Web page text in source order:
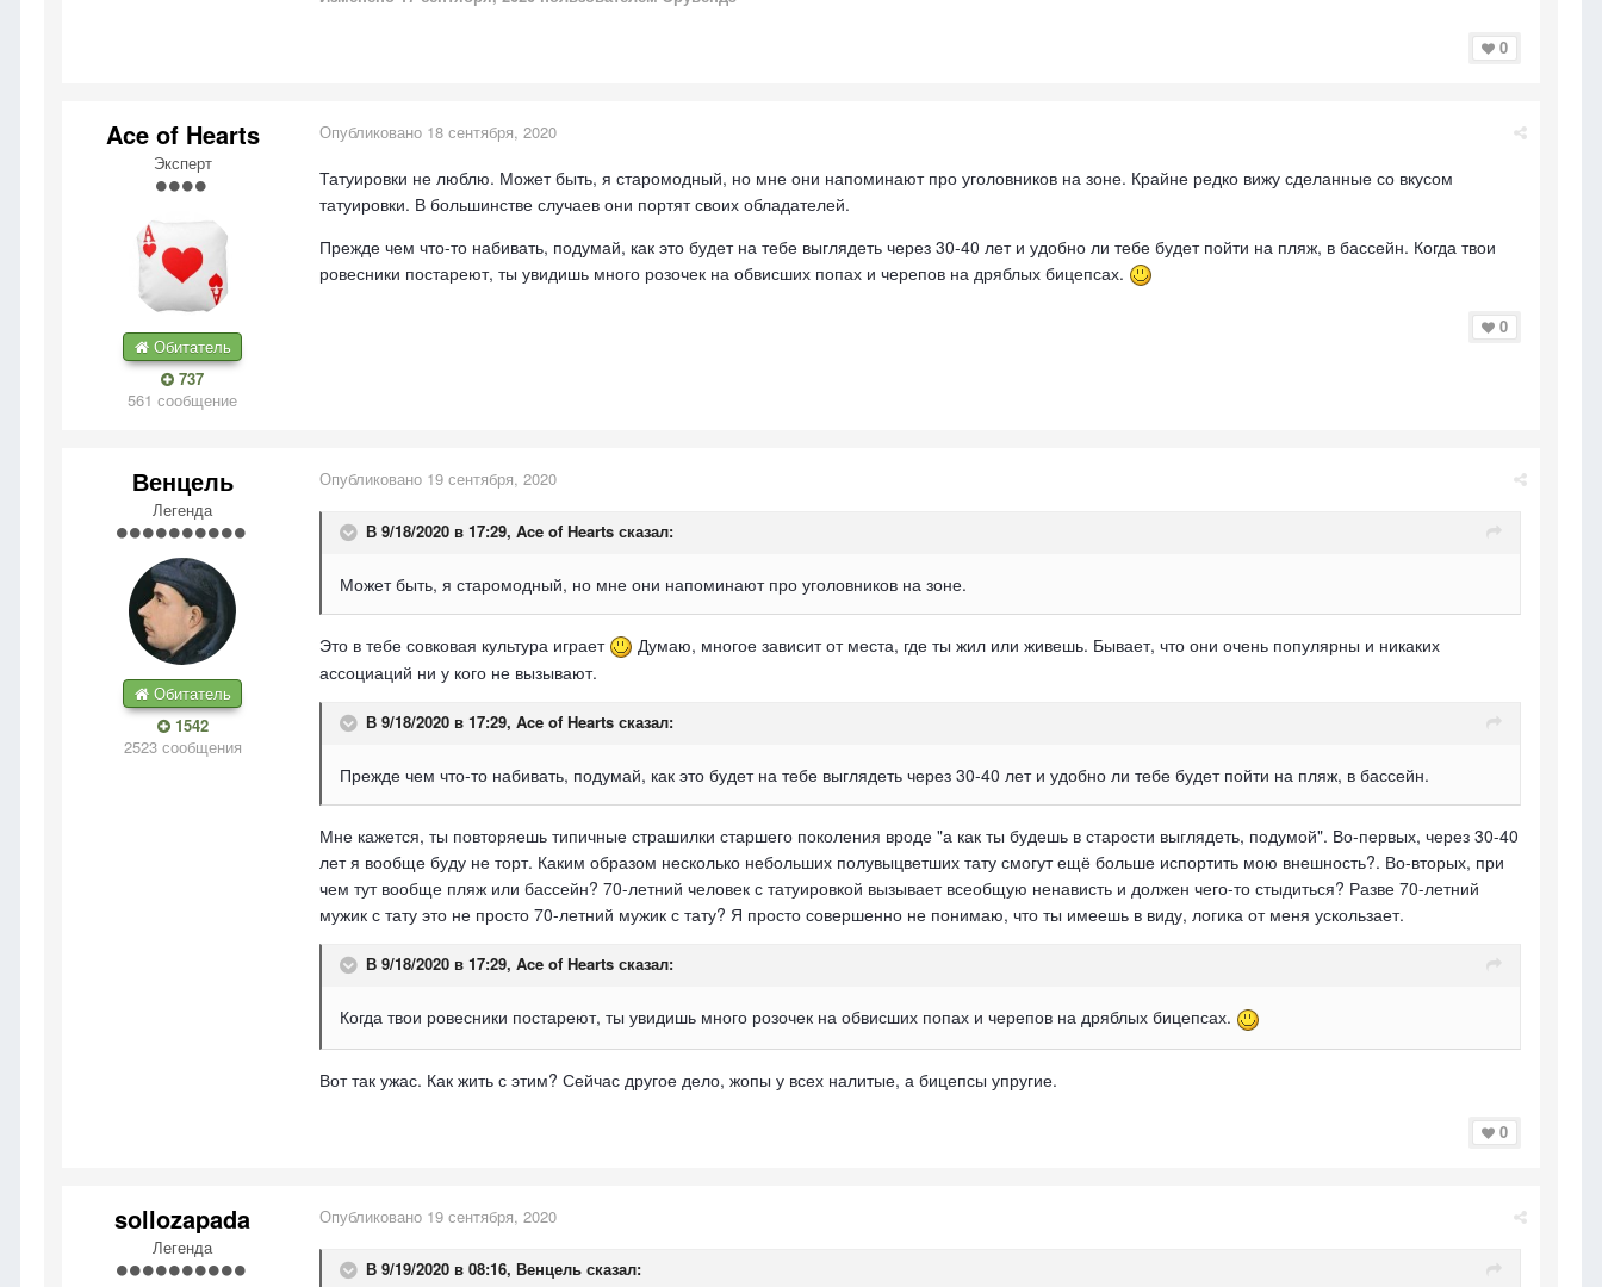
0
Ace of Hearts
Эксперт
Обитатель
737
561 сообщение
Опубликовано 18 сентября, 2020
Татуировки не люблю. Может быть, я старомодный, но мне они напоминают про уголовников на зоне. Крайне редко вижу сделанные со вкусом
татуировки. В большинстве случаев они портят своих обладателей.
Прежде чем что-то набивать, подумай, как это будет на тебе выглядеть через 30-40 лет и удобно ли тебе будет пойти на пляж, в бассейн. Когда твои
ровесники постареют, ты увидишь много розочек на обвисших попах и черепов на дряблых бицепсах.
0
Венцель
Легенда
Обитатель
1542
2523 сообщения
Опубликовано 19 сентября, 2020
В 9/18/2020 в 17:29, Ace of Hearts сказал:
Может быть, я старомодный, но мне они напоминают про уголовников на зоне.
Это в тебе совковая культура играет
Думаю, многое зависит от места, где ты жил или живешь. Бывает, что они очень популярны и никаких
ассоциаций ни у кого не вызывают.
В 9/18/2020 в 17:29, Ace of Hearts сказал:
Прежде чем что-то набивать, подумай, как это будет на тебе выглядеть через 30-40 лет и удобно ли тебе будет пойти на пляж, в бассейн.
Мне кажется, ты повторяешь типичные страшилки старшего поколения вроде "а как ты будешь в старости выглядеть, подумой". Во-первых, через 30-40
лет я вообще буду не торт. Каким образом несколько небольших полувыцветших тату смогут ещё больше испортить мою внешность?. Во-вторых, при
чем тут вообще пляж или бассейн? 70-летний человек с татуировкой вызывает всеобщую ненависть и должен чего-то стыдиться? Разве 70-летний
мужик с тату это не просто 70-летний мужик с тату? Я просто совершенно не понимаю, что ты имеешь в виду, логика от меня ускользает.
В 9/18/2020 в 17:29, Ace of Hearts сказал:
Когда твои ровесники постареют, ты увидишь много розочек на обвисших попах и черепов на дряблых бицепсах.
Вот так ужас. Как жить с этим? Сейчас другое дело, жопы у всех налитые, а бицепсы упругие.
0
sollozapada
Легенда
Опубликовано 19 сентября, 2020
В 9/19/2020 в 08:16, Венцель сказал: